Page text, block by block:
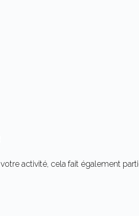
activité, cela fait également